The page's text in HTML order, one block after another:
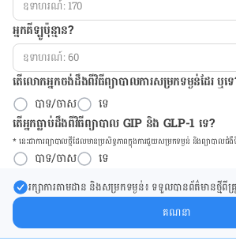
អ្នកគីឡូប៉ុន្មាន?
តើលោកអ្នកចង់ដឹង​ពីវិធីព្យាបាលការសម្រកទម្ងន់ដែរ ឬទ
បាទ/ចាស
ទេ
តើអ្នកធ្លាប់ដឹងពីវិធីព្យាបាល GIP និង GLP-1 ទេ?
* នេះ​ជា​ការ​ព្យា​បាល​ថ្មីដែល​​មាន​ប្រសិទ្ធ​ភាព​ក្នុង​ការ​ជួយ​សម្រក​ទម្ងន់ និង​ព្យា​បាល​ជំ​
បាទ/ចាស ទេ
រក្សា​ការ​តាមដាន និងសម្រក​ទម្ងន់៖ ទទួលបាន​ព័ត៌​មាន​ថ្មី​ពី​
ការសម្រក​ទម្ងន់ និងការផ្តល់ជំនួយដោយផ្ទាល់​ក្នុង​ប្រអប់​សា
គណនា